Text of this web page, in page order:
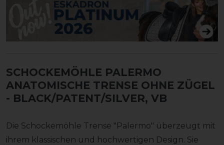
SCHOCKEMÖHLE PALERMO
ANATOMISCHE TRENSE OHNE ZÜGEL
- BLACK/PATENT/SILVER, VB
Die Schockemöhle Trense "Palermo" überzeugt mit
ihrem klassischen und hochwertigen Design. Sie